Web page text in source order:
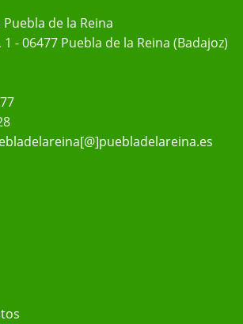
de la Reina
- 06477 Puebla de la Reina (Badajoz)